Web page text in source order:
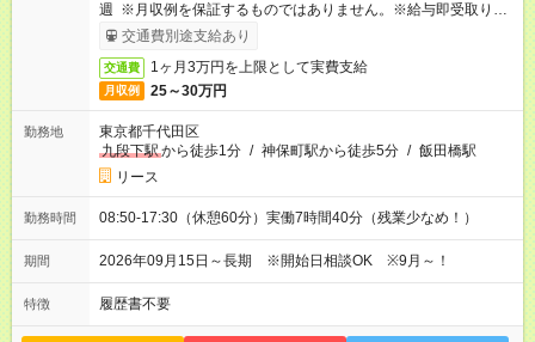
週 ※月収例を保証するものではありません。※給与即受取りサ
ービス利用可（利用条件有）
交通費別途支給あり
交通費 1ヶ月3万円を上限として実費支給
月収例 25～30万円
勤務地
東京都千代田区
九段下駅から徒歩1分 / 神保町駅から徒歩5分 / 飯田橋駅
リース
勤務時間 08:50-17:30（休憩60分）実働7時間40分（残業少なめ！）
期間 2026年09月15日～長期 ※開始日相談OK ※9月～！
特徴 履歴書不要